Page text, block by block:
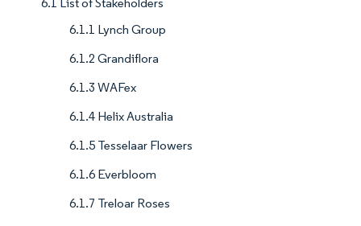
6.1.1 Lynch Group
6.1.2 Grandiflora
6.1.3 WAFex
6.1.4 Helix Australia
6.1.5 Tesselaar Flowers
6.1.6 Everbloom
6.1.7 Treloar Roses